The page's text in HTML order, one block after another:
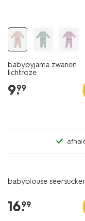
babypyjama zwanen
lichtroze
9.
99
afhalen in
babyblouse seersucker
16.
99